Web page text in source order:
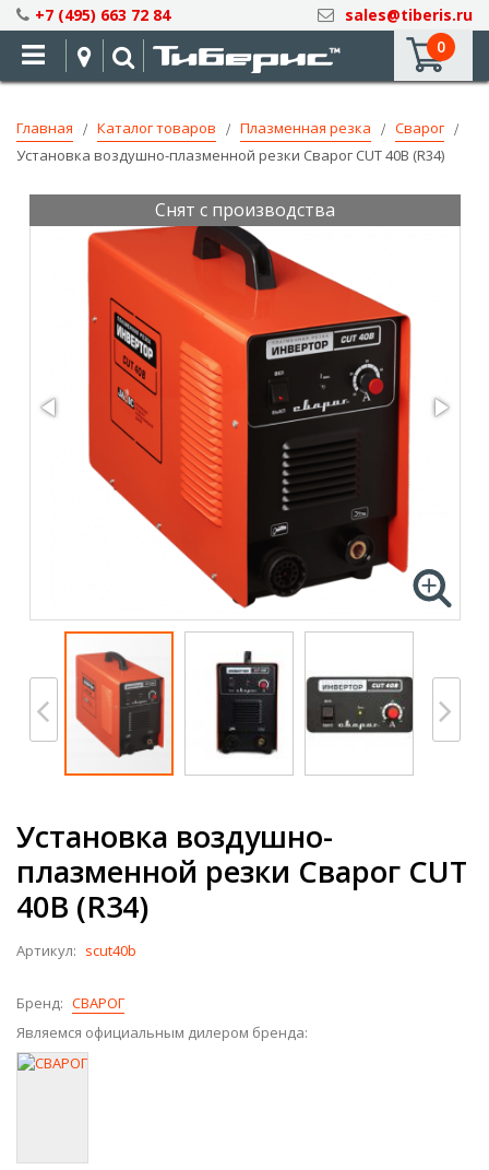
Skip
to
Content
+7 (495) 663 72 84
sales@tiberis.ru
0
Главная Каталог товаров Плазменная резка
Сварог
Установка воздушно-плазменной резки Сварог CUT 40B (R34)
Установка воздушно-
плазменной резки Сварог CUT
40B (R34)
Артикул: scut40b
Бренд: СВАРОГ
Являемся официальным дилером бренда:
Снят с производства